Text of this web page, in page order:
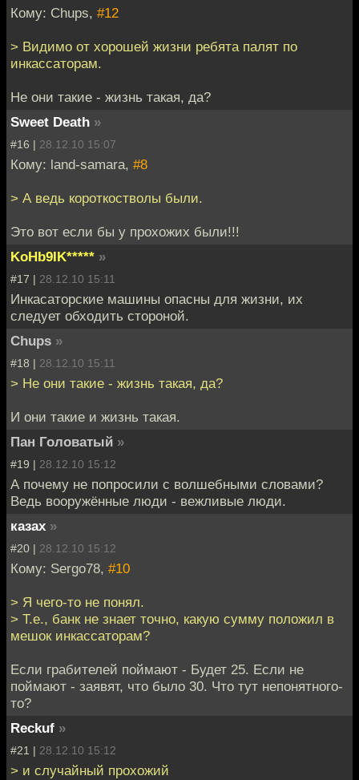
Кому: Chups, #12
> Видимо от хорошей жизни ребята палят по
инкассаторам.
Не они такие - жизнь такая, да?
Sweet Death »
#16 | 28.12.10 15:07
Кому: land-samara, #8
> А ведь короткостволы были.
Это вот если бы у прохожих были!!!
KoHb9IK***** »
#17 | 28.12.10 15:11
Инкасаторские машины опасны для жизни, их
следует обходить стороной.
Chups »
#18 | 28.12.10 15:11
> Не они такие - жизнь такая, да?
И они такие и жизнь такая.
Пан Головатый »
#19 | 28.12.10 15:12
А почему не попросили с волшебными словами?
Ведь вооружённые люди - вежливые люди.
казах »
#20 | 28.12.10 15:12
Кому: Sergo78, #10
> Я чего-то не понял.
> Т.е., банк не знает точно, какую сумму положил в
мешок инкассаторам?
Если грабителей поймают - Будет 25. Если не
поймают - заявят, что было 30. Что тут непонятного-
то?
Reckuf »
#21 | 28.12.10 15:12
> и случайный прохожий